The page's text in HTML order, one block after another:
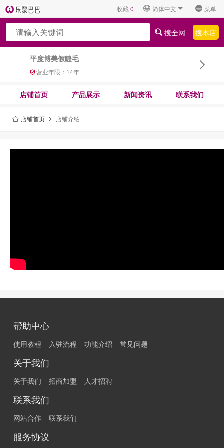
收藏0 简体中文 菜单
平度博美假睫毛
营业年限： 14年
搜全网 搜本店
店铺首页 产品展示 新闻资讯 联系我们
店铺首页 店铺介绍
帮助中心
使用教程 入驻流程 功能介绍 常见问题
关于我们
关于我们 招商加盟 人才招聘
联系我们
网站合作 联系我们
服务协议